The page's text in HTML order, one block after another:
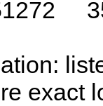
exact